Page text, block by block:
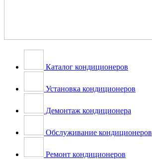
Каталог кондиционеров
Установка кондиционеров
Демонтаж кондиционера
Обслуживание кондиционеров
Ремонт кондиционеров